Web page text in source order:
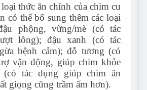
thức ăn chính của chim cu
có thể bổ sung thêm các loại
phộng, vừng/mè (có tác
lông); đậu xanh (có tác
bệnh cảm); đỗ tương (có
vận động, giúp chim khỏe
(có tác dụng giúp chim ăn
giọng cũng trầm ấm hơn).